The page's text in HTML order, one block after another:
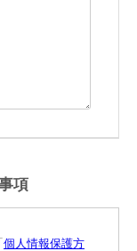
項
個人情報保護方